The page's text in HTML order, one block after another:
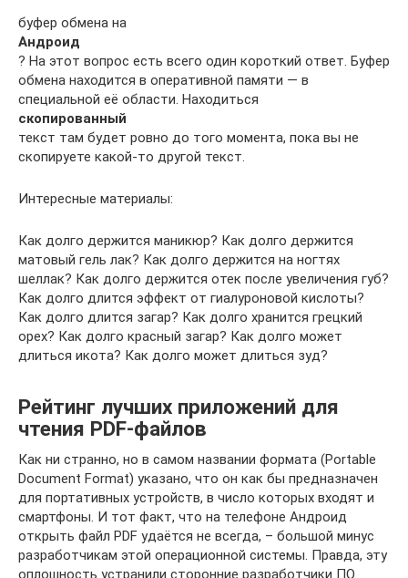
буфер обмена на
Андроид
? На этот вопрос есть всего один короткий ответ. Буфер
обмена находится в оперативной памяти — в
специальной её области. Находиться
скопированный
текст там будет ровно до того момента, пока вы не
скопируете какой-то другой текст.
Интересные материалы:
Как долго держится маникюр? Как долго держится
матовый гель лак? Как долго держится на ногтях
шеллак? Как долго держится отек после увеличения губ?
Как долго длится эффект от гиалуроновой кислоты?
Как долго длится загар? Как долго хранится грецкий
орех? Как долго красный загар? Как долго может
длиться икота? Как долго может длиться зуд?
Рейтинг лучших приложений для
чтения PDF-файлов
Как ни странно, но в самом названии формата (Portable
Document Format) указано, что он как бы предназначен
для портативных устройств, в число которых входят и
смартфоны. И тот факт, что на телефоне Андроид
открыть файл PDF удаётся не всегда, – большой минус
разработчикам этой операционной системы. Правда, эту
оплошность устранили сторонние разработчики ПО.